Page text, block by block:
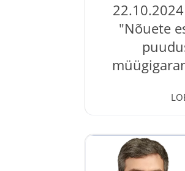
"Nõuete
müügigarantii
Proosa annab
kinnisasja